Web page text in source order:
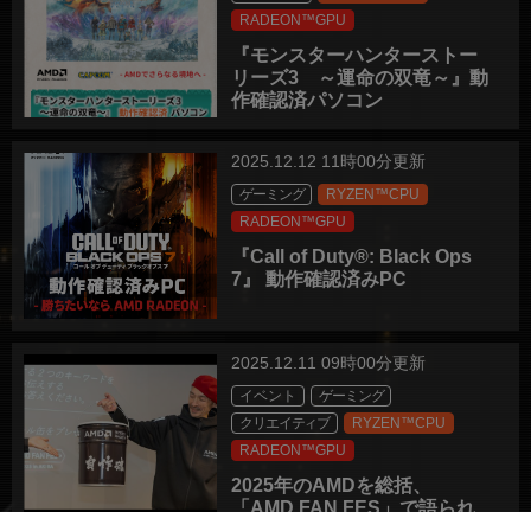
RADEON™GPU
『モンスターハンターストー
リーズ3 ～運命の双竜～』動
作確認済パソコン
2025.12.12 11時00分更新
ゲーミング
RYZEN™CPU
RADEON™GPU
『Call of Duty®: Black Ops
7』 動作確認済みPC
2025.12.11 09時00分更新
イベント
ゲーミング
クリエイティブ
RYZEN™CPU
RADEON™GPU
2025年のAMDを総括、
「AMD FAN FES」で語られ